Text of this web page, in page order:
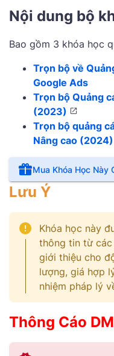
Nội dung bộ
Bao gồm 3 khóa học
Trọn bộ về
Google Ads
Trọn bộ Quảng
(2023)
Trọn bộ quảng
Nâng cao (2024)
Mua Khóa Học Này
Lưu Ý
Khóa học này
thông tin từ các
giới thiệu cho
lượng, giá hợp
nhiệm pháp lý
Thông Cáo